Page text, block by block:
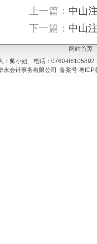
上一篇： 中山
下一篇： 中山
网站首页
：帅小姐 电话：0760-
永会计事务有限公司 备案号:粤